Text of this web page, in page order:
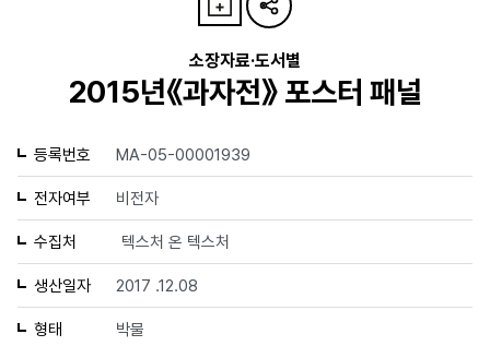
소장자료·도서별
2015년《과자전》 포스터 패널
등록번호 MA-05-00001939
전자여부 비전자
수집처 텍스처 온 텍스처
생산일자 2017 .12.08
형태 박물